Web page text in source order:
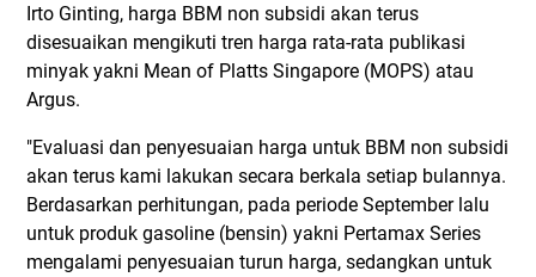
Irto Ginting, harga BBM non subsidi akan terus
disesuaikan mengikuti tren harga rata-rata publikasi
minyak yakni Mean of Platts Singapore (MOPS) atau
Argus.
"Evaluasi dan penyesuaian harga untuk BBM non subsidi
akan terus kami lakukan secara berkala setiap bulannya.
Berdasarkan perhitungan, pada periode September lalu
untuk produk gasoline (bensin) yakni Pertamax Series
mengalami penyesuaian turun harga, sedangkan untuk